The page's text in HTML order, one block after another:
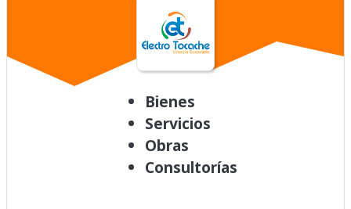
Bienes
Servicios
Obras
Consultorías